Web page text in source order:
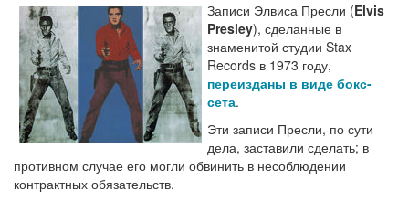
Записи Элвиса Пресли (Elvis
Presley), сделанные в
знаменитой студии Stax
Records в 1973 году,
переизданы в виде бокс-
сета.
Эти записи Пресли, по сути
дела, заставили сделать; в
противном случае его могли обвинить в несоблюдении
контрактных обязательств.